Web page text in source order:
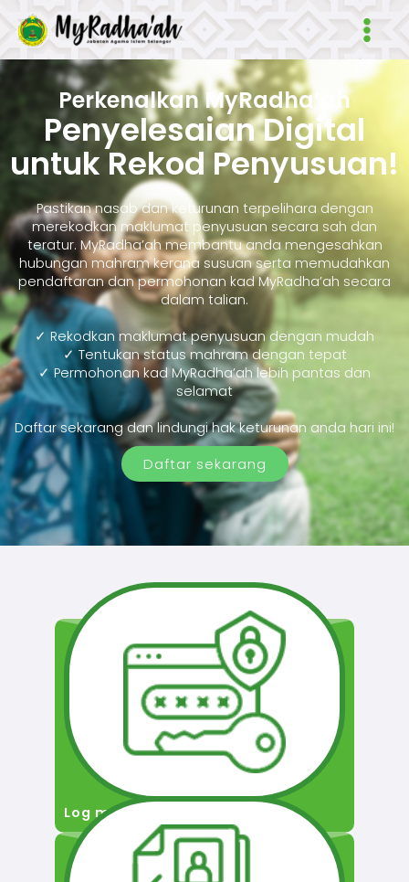
Main
Perkenalkan MyRadha’ah
Penyelesaian Digital
untuk Rekod Penyusuan!
Pastikan nasab dan keturunan terpelihara dengan
merekodkan maklumat penyusuan secara sah dan
teratur. MyRadha’ah membantu anda mengesahkan
hubungan mahram kerana susuan serta memudahkan
pendaftaran dan permohonan kad MyRadha’ah secara
dalam talian.
✓ Rekodkan maklumat penyusuan dengan mudah
✓ Tentukan status mahram dengan tepat
✓ Permohonan kad MyRadha’ah lebih pantas dan
selamat
Daftar sekarang dan lindungi hak keturunan anda hari ini!
Daftar sekarang
Log masuk